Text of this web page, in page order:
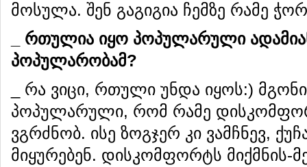
მოსულა. შენ გაგიგია ჩემზე რამე
რთულია იყო პოპულარული
პოპულარობამ?
_ რა ვიცი, რთული უნდა იყოს:)
პოპულარული, რომ რამე
ვგრძნობ. ისე ზოგჯერ კი ვამჩნევ,
მიყურებენ. დისკომფორტს მიქმნის-